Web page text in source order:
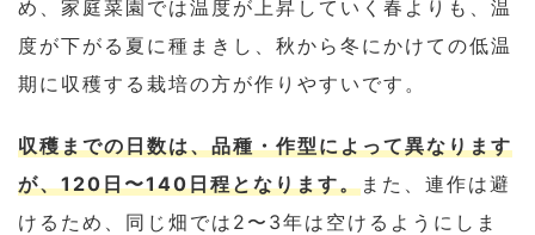
め、家庭菜園では温度が上昇していく春よりも、温
度が下がる夏に種まきし、秋から冬にかけての低温
期に収穫する栽培の方が作りやすいです。
収穫までの日数は、品種・作型によって異なります
が、120日〜140日程となります。また、連作は避
けるため、同じ畑では2〜3年は空けるようにしま